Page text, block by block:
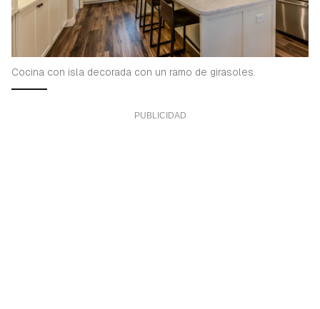
Cocina con isla decorada con un ramo de girasoles.